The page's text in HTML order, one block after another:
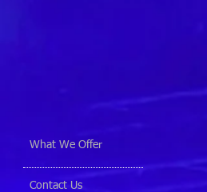
What We Offer
Contact Us